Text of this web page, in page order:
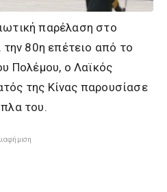
παρέλαση στο
την 80η επέτειο από το
Πολέμου, ο Λαϊκός
της Κίνας παρουσίασε
του.